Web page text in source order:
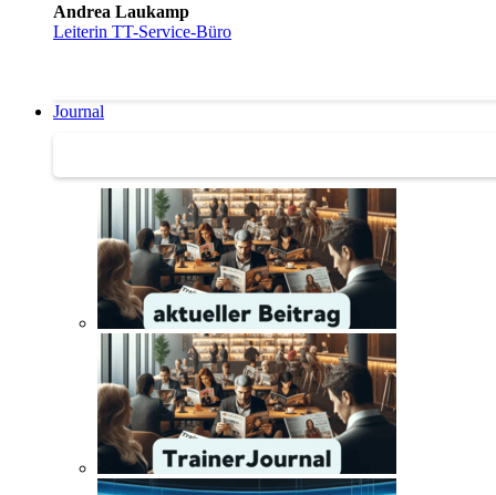
Andrea Laukamp
Leiterin TT-Service-Büro
Journal